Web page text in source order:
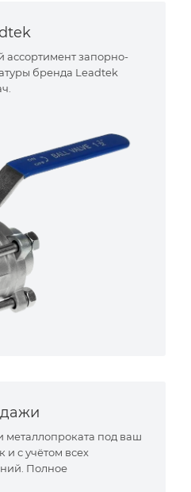
запорно-
бренда Leadtek
металлопроката под ваш
и с учётом всех
Полное